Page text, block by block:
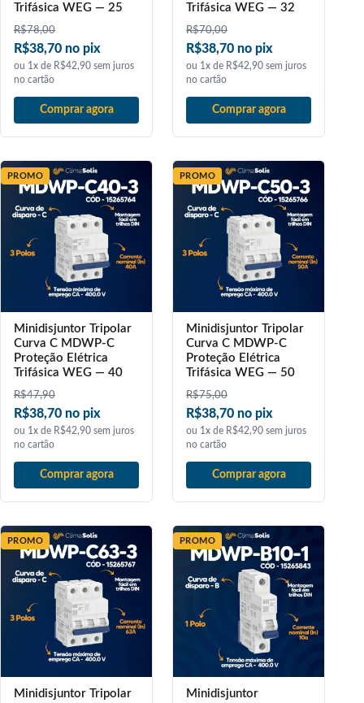
Trifásica WEG — 25
R$78,00
R$38,70 no pix
ou 1x de R$42,90 sem juros
no cartão
Comprar agora
Trifásica WEG — 32
R$70,00
R$38,70 no pix
ou 1x de R$42,90 sem juros
no cartão
Comprar agora
PROMO
Minidisjuntor Tripolar
Curva C MDWP-C
Proteção Elétrica
Trifásica WEG — 40
R$47,90
R$38,70 no pix
ou 1x de R$42,90 sem juros
no cartão
Comprar agora
PROMO
Minidisjuntor Tripolar
Curva C MDWP-C
Proteção Elétrica
Trifásica WEG — 50
R$75,00
R$38,70 no pix
ou 1x de R$42,90 sem juros
no cartão
Comprar agora
PROMO
Minidisjuntor Tripolar
PROMO
Minidisjuntor